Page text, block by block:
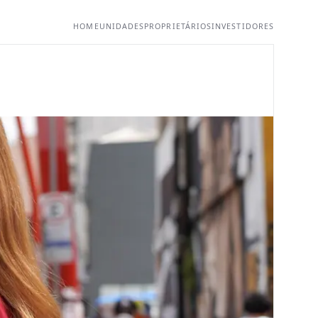
HOMEUNIDADESPROPRIETÁRIOSINVESTIDORES